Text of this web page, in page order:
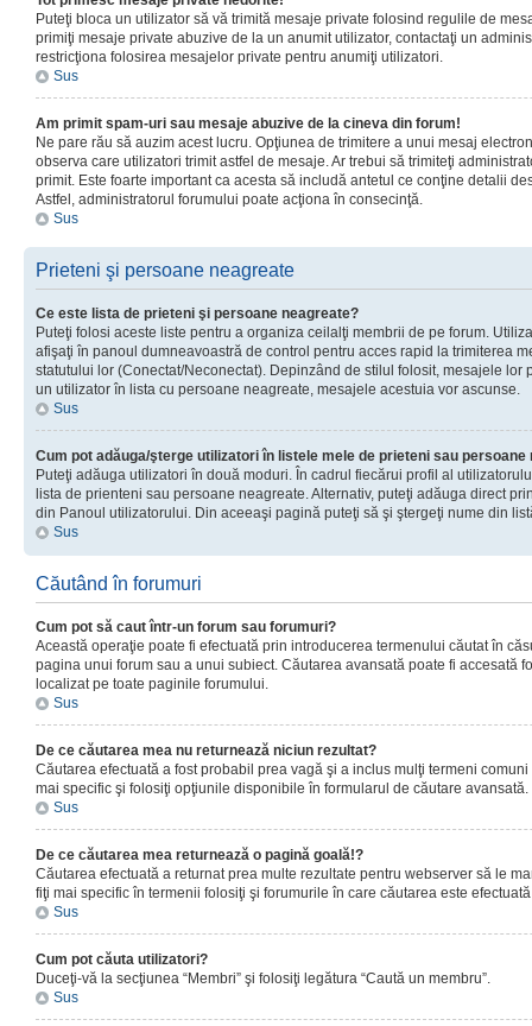
Puteţi bloca un utilizator să vă trimită mesaje private folosind regulile de
primiţi mesaje private abuzive de la un anumit utilizator, contactaţi un
restricţiona folosirea mesajelor private pentru anumiţi utilizatori.
Sus
Am primit spam-uri sau mesaje abuzive de la cineva din forum!
Ne pare rău să auzim acest lucru. Opţiunea de trimitere a unui mesaj
observa care utilizatori trimit astfel de mesaje. Ar trebui să trimiteţi
primit. Este foarte important ca acesta să includă antetul ce conţine detalii
Astfel, administratorul forumului poate acţiona în consecinţă.
Sus
Prieteni şi persoane neagreate
Ce este lista de prieteni şi persoane neagreate?
Puteţi folosi aceste liste pentru a organiza ceilalţi membrii de pe forum.
afişaţi în panoul dumneavoastră de control pentru acces rapid la trimiterea
statutului lor (Conectat/Neconectat). Depinzând de stilul folosit, mesajele lor
un utilizator în lista cu persoane neagreate, mesajele acestuia vor ascunse.
Sus
Cum pot adăuga/şterge utilizatori în listele mele de prieteni sau persoane
Puteţi adăuga utilizatori în două moduri. În cadrul fiecărui profil al
lista de prienteni sau persoane neagreate. Alternativ, puteţi adăuga direct
din Panoul utilizatorului. Din aceeaşi pagină puteţi să şi ştergeţi nume din
Sus
Căutând în forumuri
Cum pot să caut într-un forum sau forumuri?
Această operaţie poate fi efectuată prin introducerea termenului căutat în
pagina unui forum sau a unui subiect. Căutarea avansată poate fi accesată
localizat pe toate paginile forumului.
Sus
De ce căutarea mea nu returnează niciun rezultat?
Căutarea efectuată a fost probabil prea vagă şi a inclus mulţi termeni
mai specific şi folosiţi opţiunile disponibile în formularul de căutare avansată.
Sus
De ce căutarea mea returnează o pagină goală!?
Căutarea efectuată a returnat prea multe rezultate pentru webserver să le
fiţi mai specific în termenii folosiţi şi forumurile în care căutarea este
Sus
Cum pot căuta utilizatori?
Duceţi-vă la secţiunea “Membri” şi folosiţi legătura “Caută un membru”.
Sus